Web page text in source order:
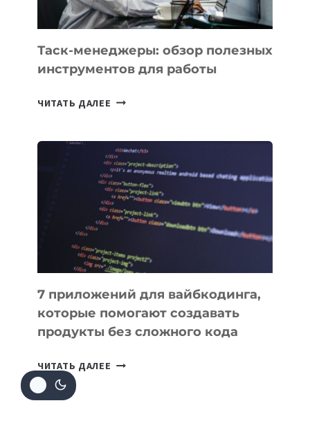
ПОРУЧИТЬ
УЖЕ
СЕГОДНЯ
Таск-менеджеры: обзор полезных
инструментов для работы
ЧИТАТЬ ДАЛЕЕ ТАСК-
ПОЛЕЗНЫХ
ИНСТРУМЕНТОВ
ДЛЯ
РАБОТЫ
7 приложений для вайбкодинга,
которые помогают создавать
продукты без сложного кода
ЧИТАТЬ ДАЛЕЕ